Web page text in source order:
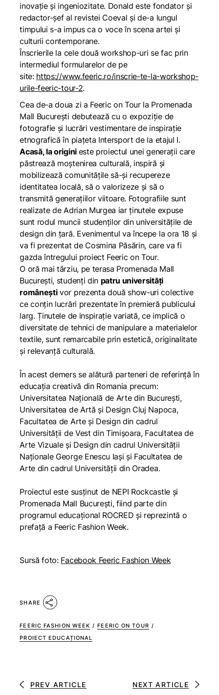
inovație și ingeniozitate. Donald este fondator și
redactor-șef al revistei Coeval și de-a lungul
timpului s-a impus ca o voce în scena artei și
culturii contemporane.
Înscrierile la cele două workshop-uri se fac prin
intermediul formularelor de pe
site: https://www.feeric.ro/inscrie-te-la-workshop-
urile-feeric-tour-2.
Cea de-a doua zi a Feeric on Tour la Promenada
Mall București debutează cu o expoziție de
fotografie și lucrări vestimentare de inspirație
etnografică în piațeta Intersport de la etajul I.
Acasă, la origini este proiectul unei generații care
păstrează moștenirea culturală, inspiră și
mobilizează comunitățile să-și recupereze
identitatea locală, să o valorizeze și să o
transmită generațiilor viitoare. Fotografiile sunt
realizate de Adrian Murgea iar ținutele expuse
sunt rodul muncii studenților din universitățile de
design din țară. Evenimentul va începe la ora 18 și
va fi prezentat de Cosmina Păsărin, care va fi
gazda întregului proiect Feeric on Tour.
O oră mai târziu, pe terasa Promenada Mall
București, studenți din patru universități
româneștivor prezenta două show-uri colective
ce conțin lucrări prezentate în premieră publicului
larg. Ținutele de inspirație variată, ce implică o
diversitate de tehnici de manipulare a materialelor
textile, sunt remarcabile prin estetică, originalitate
și relevanță culturală.
În acest demers se alătură parteneri de referință în
educația creativă din Romania precum:
Universitatea Naţională de Arte din Bucureşti,
Universitatea de Artă și Design Cluj Napoca,
Facultatea de Arte și Design din cadrul
Universității de Vest din Timișoara, Facultatea de
Arte Vizuale și Design din cadrul Universității
Naționale George Enescu Iași și Facultatea de
Arte din cadrul Universității din Oradea.
Proiectul este susținut de NEPI Rockcastle și
Promenada Mall București, fiind parte din
programul educațional ROCRED și reprezintă o
prefață a Feeric Fashion Week.
Sursă foto: Facebook Feeric Fashion Week
SHARE
FEERIC FASHION WEEK / FEERIC ON TOUR /
PROIECT EDUCAȚIONAL
PREV ARTICLE NEXT ARTICLE